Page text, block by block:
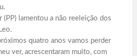
lamentou a não reeleição dos
quatro anos vamos perder
ver, acrescentaram muito, com